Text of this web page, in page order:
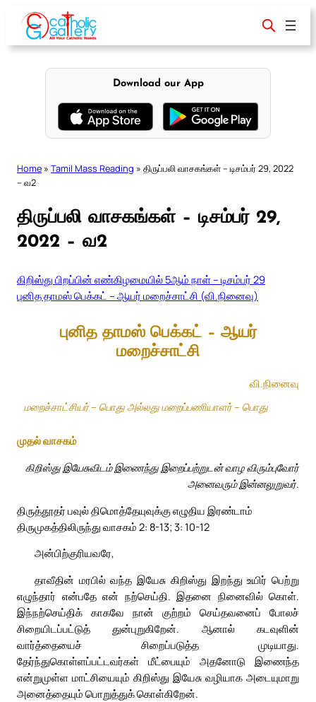
content
Download our App
Home » Tamil Mass Reading » திருப்பலி வாசகங்கள் – டிசம்பர் 29, 2022
– வ2
திருப்பலி வாசகங்கள் – டிசம்பர் 29,
2022 – வ2
கிறிஸ்து பிறப்பின் எண்கிழமையில் 5ஆம் நாள் – டிசம்பர் 29
புனித தாமஸ் பெக்கட் – ஆயர் மறைச்சாட்சி (வி.நினைவு)
புனித தாமஸ் பெக்கட் – ஆயர்
மறைச்சாட்சி
வி.நினைவு
மறைச்சாட்சியர் – பொது அல்லது மறைப்பணியாளர் – பொது
முதல் வாசகம்
கிறிஸ்து இயேசுவிடம் இணைந்து இறைப்பற்றுடன் வாழ விரும்புவோர்
அனைவரும் இன்னலுறுவர்.
திருத்தூதர் பவுல் திமொத்தேயுவுக்கு எழுதிய இரண்டாம்
திருமுகத்திலிருந்து வாசகம் 2: 8-13; 3: 10-12
அன்பிற்குரியவரே,
தாவீதின் மரபில் வந்த இயேசு கிறிஸ்து இறந்து உயிர் பெற்று
எழுந்தார் என்பதே என் நற்செய்தி. இதனை நினைவில் கொள்.
இந்நற்செய்திக் காகவே நான் குற்றம் செய்தவனைப் போலச்
சிறையிடப்பட்டுத் துன்புறுகிறேன். ஆனால் கடவுளின்
வார்த்தையைச் சிறைப்படுத்த முடியாது.
தேர்ந்துகொள்ளப்பட்டவர்கள் மீட்பையும் அதனோடு இணைந்த
என்றுமுள்ள மாட்சியையும் கிறிஸ்து இயேசு வழியாக அடையுமாறு
அனைத்தையும் பொறுத்துக் கொள்கிறேன்.